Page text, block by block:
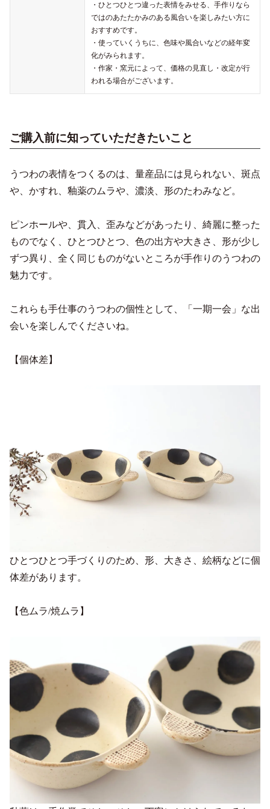
・ひとつひとつ違った表情をみせる、手作りなら
ではのあたたかみのある風合いを楽しみたい方に
おすすめです。
・使っていくうちに、色味や風合いなどの経年変
化がみられます。
・作家・窯元によって、価格の見直し・改定が行
われる場合がございます。
ご購入前に知っていただきたいこと
うつわの表情をつくるのは、量産品には見られない、斑点
や、かすれ、釉薬のムラや、濃淡、形のたわみなど。
ピンホールや、貫入、歪みなどがあったり、綺麗に整った
ものでなく、ひとつひとつ、色の出方や大きさ、形が少し
ずつ異り、全く同じものがないところが手作りのうつわの
魅力です。
これらも手仕事のうつわの個性として、「一期一会」な出
会いを楽しんでくださいね。
【個体差】
ひとつひとつ手づくりのため、形、大きさ、絵柄などに個
体差があります。
【色ムラ/焼ムラ】